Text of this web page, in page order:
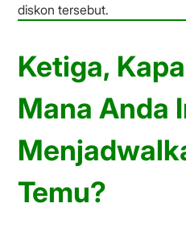
diskon tersebut.
Ketiga,
Mana Anda
Temu?